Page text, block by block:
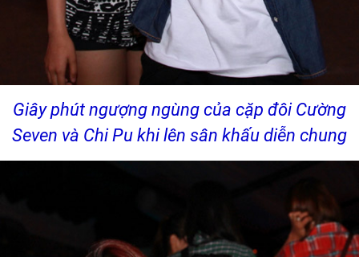
Giây phút ngượng ngùng của cặp đôi Cường
Seven và Chi Pu khi lên sân khấu diễn chung